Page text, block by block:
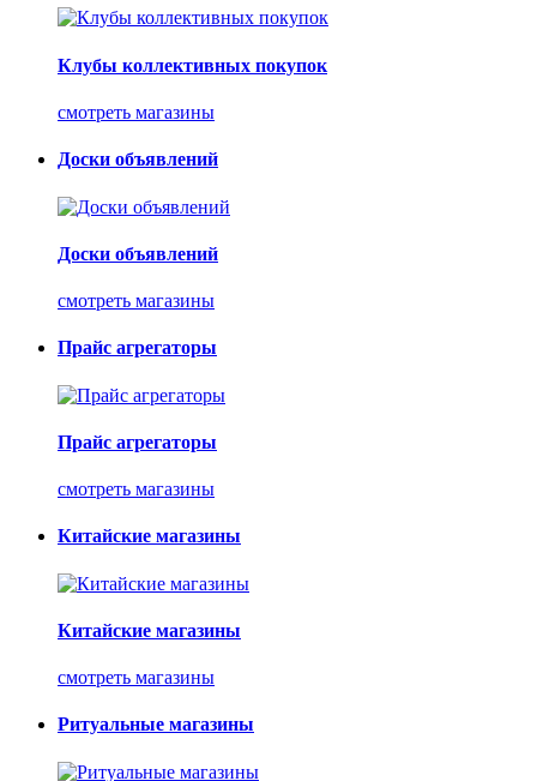
Клубы коллективных покупок
смотреть магазины
Доски объявлений
Доски объявлений
смотреть магазины
Прайс агрегаторы
Прайс агрегаторы
смотреть магазины
Китайские магазины
Китайские магазины
смотреть магазины
Ритуальные магазины